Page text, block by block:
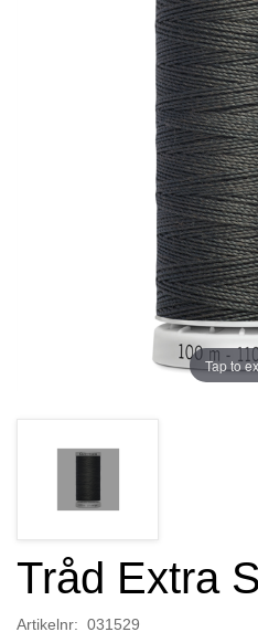
Sign In
Tap to
Tråd Extra
Artikelnr: 031529